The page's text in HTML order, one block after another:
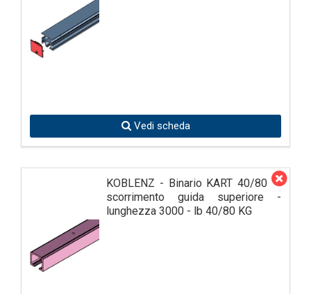
Vedi scheda
KOBLENZ - Binario KART 40/80 di
scorrimento guida superiore -
lunghezza 3000 - lb 40/80 KG